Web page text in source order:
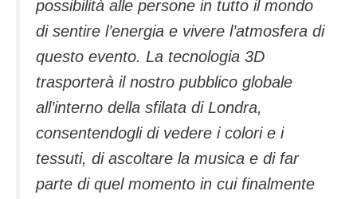
possibilità alle persone in tutto il mondo
di sentire l’energia e vivere l’atmosfera di
questo evento. La tecnologia 3D
trasporterà il nostro pubblico globale
all’interno della sfilata di Londra,
consentendogli di vedere i colori e i
tessuti, di ascoltare la musica e di far
parte di quel momento in cui finalmente